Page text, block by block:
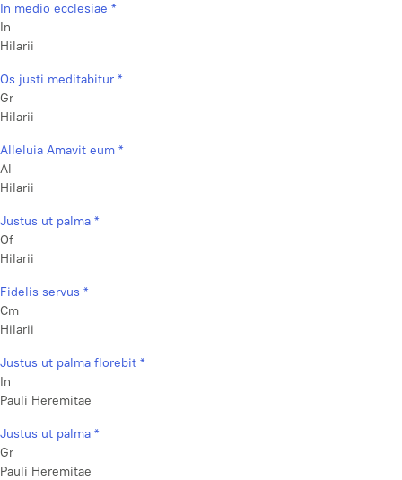
In medio ecclesiae *
In
Hilarii
Os justi meditabitur *
Gr
Hilarii
Alleluia Amavit eum *
Al
Hilarii
Justus ut palma *
Of
Hilarii
Fidelis servus *
Cm
Hilarii
Justus ut palma florebit *
In
Pauli Heremitae
Justus ut palma *
Gr
Pauli Heremitae